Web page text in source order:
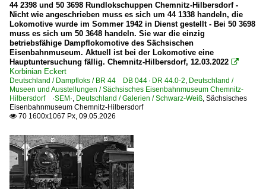
Stadtbahnen und U-Bahnen
U-Bahn Berlin - Berliner Verkehrsbetriebe ·BVG·
Strecken | KBS 200-299
200 Berlin Ostbahnhof – Berlin Hbf – Berlin
201 'west' (Berlin–) Griebnitzsee – Potsdam –
Strecken | KBS 300-399
335 (Magdeburg–) Güsten – Sangerhausen – Sömmerda
Strecken | KBS 400-499
44 2398 und 50 3698 Rundlokschuppen Chemnitz-Hilbersdorf -
Nicht wie angeschrieben muss es sich um 44 1338 handeln, die
Lokomotive wurde im Sommer 1942 in Dienst gestellt - Bei 50 3698
muss es sich um 50 3648 handeln. Sie war die einzig
betriebsfähige Dampflokomotive des Sächsischen
Eisenbahnmuseum. Aktuell ist bei der Lokomotive eine
Hauptuntersuchung fällig. Chemnitz-Hilbersdorf, 12.03.2022 
Korbinian Eckert
Deutschland / Dampfloks / BR 44 DB 044 · DR 44.0-2, Deutschland /
Museen und Ausstellungen / Sächsisches Eisenbahnmuseum Chemnitz-
Hilbersdorf ·SEM·, Deutschland / Galerien / Schwarz-Weiß, Sächsisches
Eisenbahnmuseum Chemnitz-Hilbersdorf
 70 1600x1067 Px, 09.05.2026